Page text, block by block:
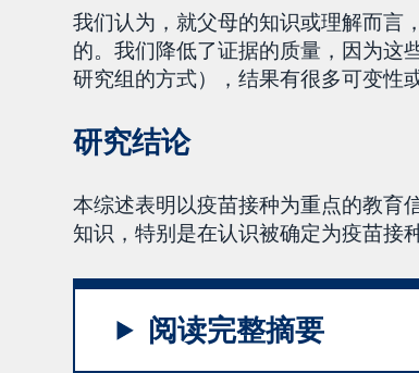
我们认为，就父母的知识或理解而言
的。我们降低了证据的质量，因为这
研究组的方式），结果有很多可变性
研究结论
本综述表明以疫苗接种为重点的教育
知识，特别是在认识被确定为疫苗接
阅读完整摘要